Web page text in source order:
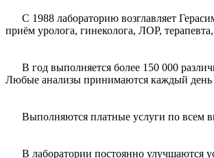
С 1988 лабораторию возглавляет
приём уролога, гинеколога, ЛОР,
В год выполняется более 150 000
Любые анализы принимаются каждый день
Выполняются платные услуги по всем
В лаборатории постоянно улучшаются